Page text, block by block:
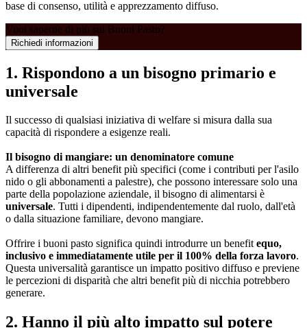
base di consenso, utilità e apprezzamento diffuso.
Vuoi saperne di più sui Buoni Pasto?
Richiedi informazioni
1. Rispondono a un bisogno primario e
universale
Il successo di qualsiasi iniziativa di welfare si misura dalla sua
capacità di rispondere a esigenze reali.
Il bisogno di mangiare: un denominatore comune
A differenza di altri benefit più specifici (come i contributi per l'asilo
nido o gli abbonamenti a palestre), che possono interessare solo una
parte della popolazione aziendale, il bisogno di alimentarsi è
universale. Tutti i dipendenti, indipendentemente dal ruolo, dall'età
o dalla situazione familiare, devono mangiare.
Offrire i buoni pasto significa quindi introdurre un benefitequo,
inclusivo e immediatamente utile per il 100% della forza lavoro.
Questa universalità garantisce un impatto positivo diffuso e previene
le percezioni di disparità che altri benefit più di nicchia potrebbero
generare.
2. Hanno il più alto impatto sul potere